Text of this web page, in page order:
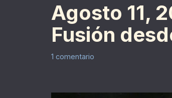
Agosto 11,
Fusión
1 comentario